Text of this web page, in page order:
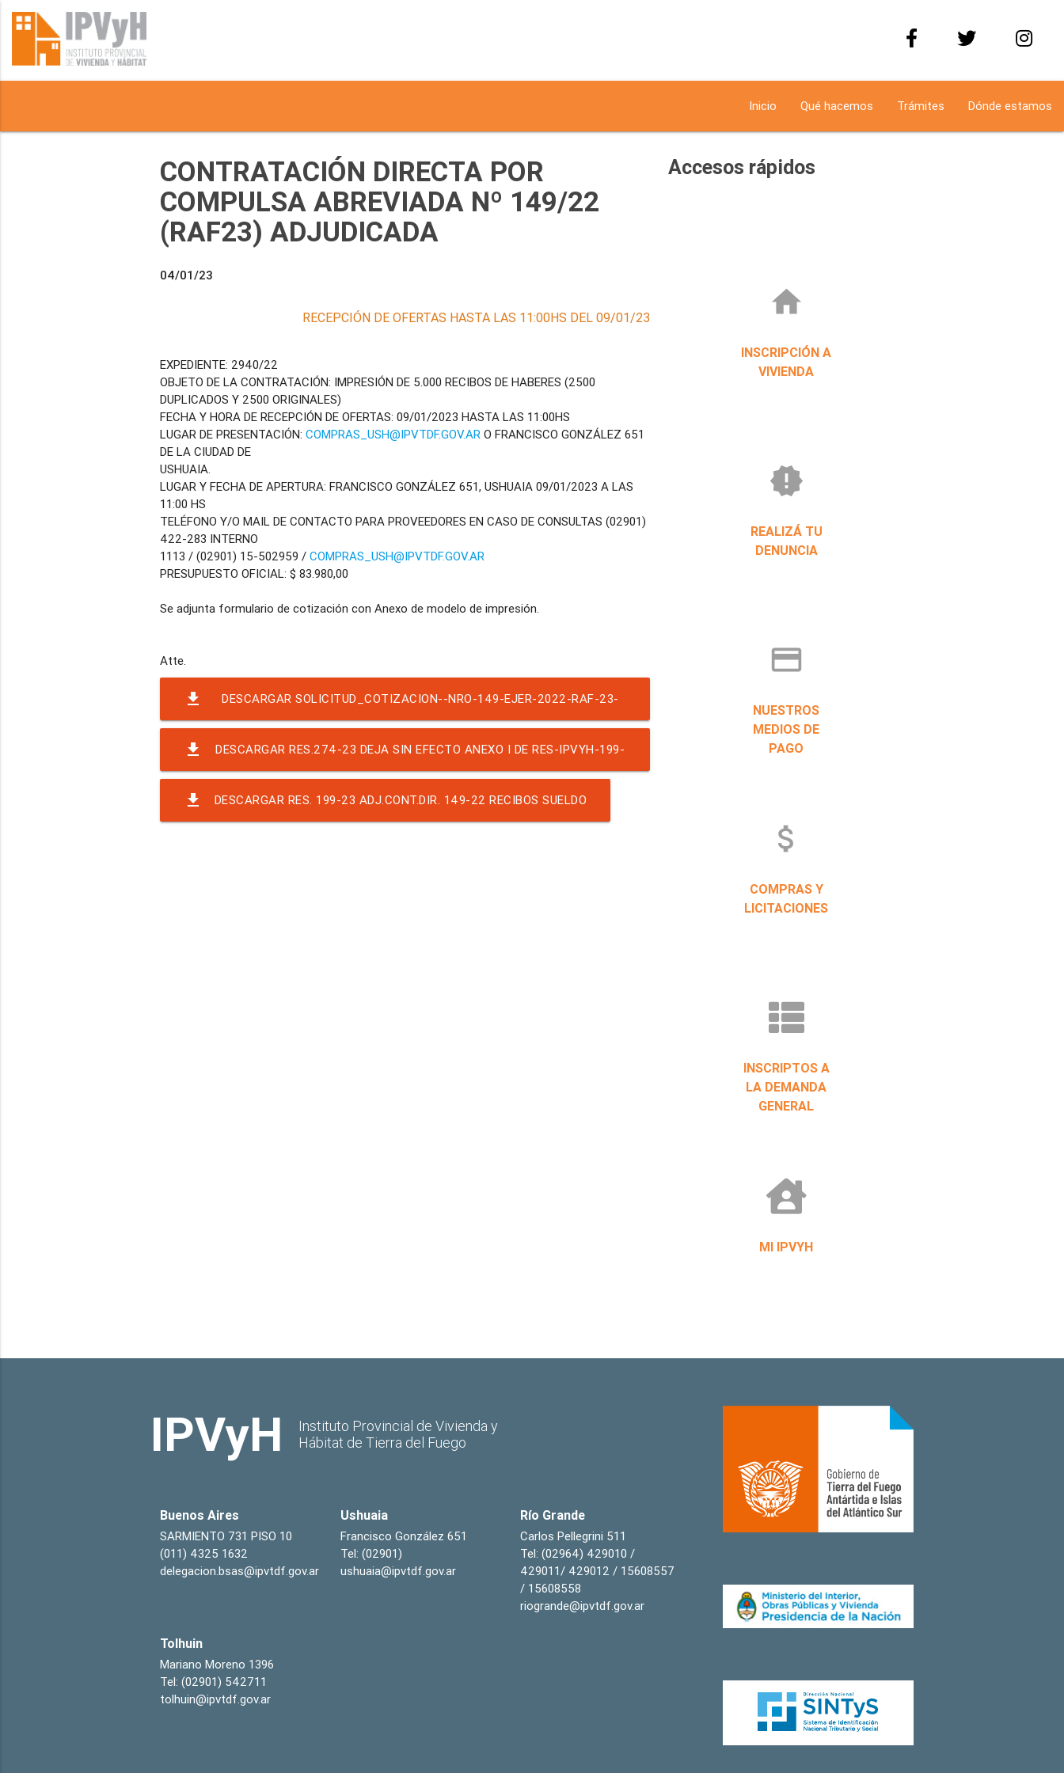
Inicio Qué hacemos Trámites Dónde estamos
CONTRATACIÓN DIRECTA POR
COMPULSA ABREVIADA Nº 149/22
(RAF23) ADJUDICADA
04/01/23
RECEPCIÓN DE OFERTAS HASTA LAS 11:00HS DEL 09/01/23
EXPEDIENTE: 2940/22
OBJETO DE LA CONTRATACIÓN: IMPRESIÓN DE 5.000 RECIBOS DE HABERES (2500
DUPLICADOS Y 2500 ORIGINALES)
FECHA Y HORA DE RECEPCIÓN DE OFERTAS: 09/01/2023 HASTA LAS 11:00HS
LUGAR DE PRESENTACIÓN: COMPRAS_USH@IPVTDF.GOV.AR O FRANCISCO GONZÁLEZ 651
DE LA CIUDAD DE
USHUAIA.
LUGAR Y FECHA DE APERTURA: FRANCISCO GONZÁLEZ 651, USHUAIA 09/01/2023 A LAS
11:00 HS
TELÉFONO Y/O MAIL DE CONTACTO PARA PROVEEDORES EN CASO DE CONSULTAS (02901)
422-283 INTERNO
1113 / (02901) 15-502959 / COMPRAS_USH@IPVTDF.GOV.AR
PRESUPUESTO OFICIAL: $ 83.980,00
Atte.
file_download DESCARGAR SOLICITUD_COTIZACION--NRO-149-EJER-2022-RAF-23-
file_download DESCARGAR RES.274-23 DEJA SIN EFECTO ANEXO I DE RES-IPVYH-199-
file_download DESCARGAR RES. 199-23 ADJ.CONT.DIR. 149-22 RECIBOS SUELDO
Accesos rápidos
home
INSCRIPCIÓN A
VIVIENDA
new_releases
REALIZÁ TU
DENUNCIA
credit_card
NUESTROS
MEDIOS DE
PAGO
attach_money
COMPRAS Y
LICITACIONES
INSCRIPTOS A
LA DEMANDA
GENERAL
MI IPVYH
IPVyH
Instituto Provincial de Vivienda y
Hábitat de Tierra del Fuego
Buenos Aires
SARMIENTO 731 PISO 10
(011) 4325 1632
delegacion.bsas@ipvtdf.gov.ar
Ushuaia
Francisco González 651
Tel: (02901)
ushuaia@ipvtdf.gov.ar
Río Grande
Carlos Pellegrini 511
Tel: (02964) 429010 /
429011/ 429012 / 15608557
/ 15608558
riogrande@ipvtdf.gov.ar
Tolhuin
Mariano Moreno 1396
Tel: (02901) 542711
tolhuin@ipvtdf.gov.ar